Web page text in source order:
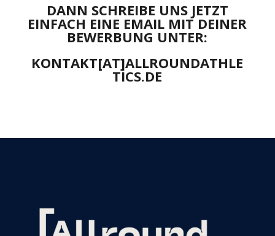
DANN SCHREIBE UNS JETZT
EINFACH EINE EMAIL MIT DEINER
BEWERBUNG UNTER:
KONTAKT[AT]ALLROUNDATHLE
TICS.DE